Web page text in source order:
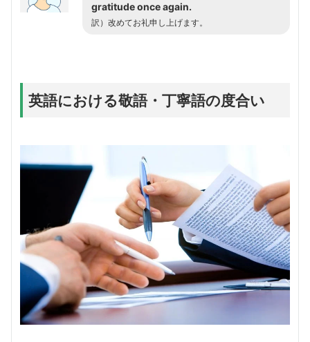
gratitude once again.
訳）改めてお礼申し上げます。
英語における敬語・丁寧語の度合い